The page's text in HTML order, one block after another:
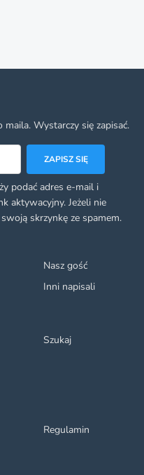
Nasz gość
Inni napisali
Szukaj
Regulamin
Wystarczy się zapisać.
ZAPISZ SIĘ
podać adres e-mail i
aktywacyjny. Jeżeli nie
skrzynkę ze spamem.